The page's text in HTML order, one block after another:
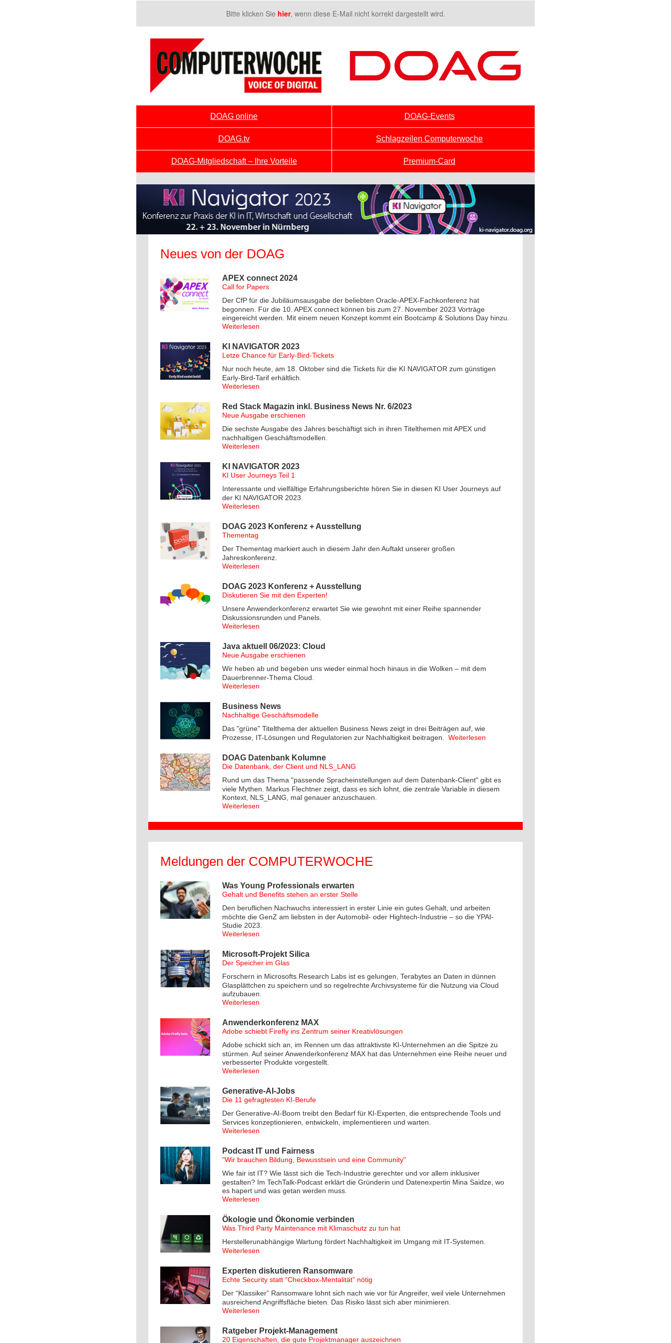
Bitte klicken Sie hier, wenn diese E-Mail nicht korrekt dargestellt wird.
DOAG online DOAG-Events
DOAG.tv Schlagzeilen Computerwoche
DOAG-Mitgliedschaft – Ihre Vorteile Premium-Card
Neues von der DOAG
APEX connect 2024
Call for Papers
Der CfP für die Jubiläumsausgabe der beliebten Oracle-APEX-Fachkonferenz hat
begonnen. Für die 10. APEX connect können bis zum 27. November 2023 Vorträge
eingereicht werden. Mit einem neuen Konzept kommt ein Bootcamp & Solutions Day hinzu.
Weiterlesen
KI NAVIGATOR 2023
Letze Chance für Early-Bird-Tickets
Nur noch heute, am 18. Oktober sind die Tickets für die KI NAVIGATOR zum günstigen
Early-Bird-Tarif erhältlich.
Weiterlesen
Red Stack Magazin inkl. Business News Nr. 6/2023
Neue Ausgabe erschienen
Die sechste Ausgabe des Jahres beschäftigt sich in ihren Titelthemen mit APEX und
nachhaltigen Geschäftsmodellen.
Weiterlesen
KI NAVIGATOR 2023
KI User Journeys Teil 1
Interessante und vielfältige Erfahrungsberichte hören Sie in diesen KI User Journeys auf
der KI NAVIGATOR 2023.
Weiterlesen
DOAG 2023 Konferenz + Ausstellung
Thementag
Der Thementag markiert auch in diesem Jahr den Auftakt unserer großen
Jahreskonferenz.
Weiterlesen
DOAG 2023 Konferenz + Ausstellung
Diskutieren Sie mit den Experten!
Unsere Anwenderkonferenz erwartet Sie wie gewohnt mit einer Reihe spannender
Diskussionsrunden und Panels.
Weiterlesen
Java aktuell 06/2023: Cloud
Neue Ausgabe erschienen
Wir heben ab und begeben uns wieder einmal hoch hinaus in die Wolken – mit dem
Dauerbrenner-Thema Cloud.
Weiterlesen
Business News
Nachhaltige Geschäftsmodelle
Das "grüne" Titelthema der aktuellen Business News zeigt in drei Beiträgen auf, wie
Prozesse, IT-Lösungen und Regulatorien zur Nachhaltigkeit beitragen.
Weiterlesen
DOAG Datenbank Kolumne
Die Datenbank, der Client und NLS_LANG
Rund um das Thema "passende Spracheinstellungen auf dem Datenbank-Client" gibt es
viele Mythen. Markus Flechtner zeigt, dass es sich lohnt, die zentrale Variable in diesem
Kontext, NLS_LANG, mal genauer anzuschauen.
Weiterlesen
Meldungen der COMPUTERWOCHE
Was Young Professionals erwarten
Gehalt und Benefits stehen an erster Stelle
Den beruflichen Nachwuchs interessiert in erster Linie ein gutes Gehalt, und arbeiten
möchte die GenZ am liebsten in der Automobil- oder Hightech-Industrie – so die YPAI-
Studie 2023.
Weiterlesen
Microsoft-Projekt Silica
Der Speicher im Glas
Forschern in Microsofts Research Labs ist es gelungen, Terabytes an Daten in dünnen
Glasplättchen zu speichern und so regelrechte Archivsysteme für die Nutzung via Cloud
aufzubauen.
Weiterlesen
Anwenderkonferenz MAX
Adobe schiebt Firefly ins Zentrum seiner Kreativlösungen
Adobe schickt sich an, im Rennen um das attraktivste KI-Unternehmen an die Spitze zu
stürmen. Auf seiner Anwenderkonferenz MAX hat das Unternehmen eine Reihe neuer und
verbesserter Produkte vorgestellt.
Weiterlesen
Generative-AI-Jobs
Die 11 gefragtesten KI-Berufe
Der Generative-AI-Boom treibt den Bedarf für KI-Experten, die entsprechende Tools und
Services konzeptionieren, entwickeln, implementieren und warten.
Weiterlesen
Podcast IT und Fairness
"Wir brauchen Bildung, Bewusstsein und eine Community"
Wie fair ist IT? Wie lässt sich die Tech-Industrie gerechter und vor allem inklusiver
gestalten? Im TechTalk-Podcast erklärt die Gründerin und Datenexpertin Mina Saidze, wo
es hapert und was getan werden muss.
Weiterlesen
Ökologie und Ökonomie verbinden
Was Third Party Maintenance mit Klimaschutz zu tun hat
Herstellerunabhängige Wartung fördert Nachhaltigkeit im Umgang mit IT-Systemen.
Weiterlesen
Experten diskutieren Ransomware
Echte Security statt “Checkbox-Mentalität” nötig
Der “Klassiker” Ransomware lohnt sich nach wie vor für Angreifer, weil viele Unternehmen
ausreichend Angriffsfläche bieten. Das Risiko lässt sich aber minimieren.
Weiterlesen
Ratgeber Projekt-Management
20 Eigenschaften, die gute Projektmanager auszeichnen